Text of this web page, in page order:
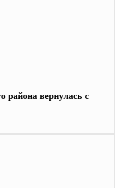
района вернулась с